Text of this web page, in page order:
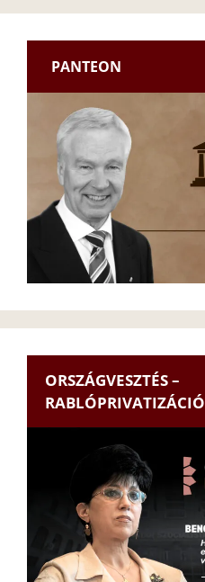
PANTEON
ORSZÁGVESZTÉS –
RABLÓPRIVATIZÁCIÓ